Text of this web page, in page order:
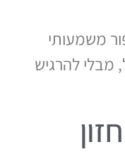
משמעותי
מבלי להרגיש